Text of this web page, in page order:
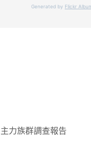
Generated by Flickr
力族群調查報告